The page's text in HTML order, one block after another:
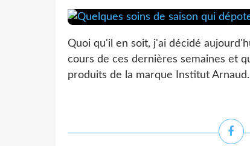
Quoi qu'il en soit, j'ai décidé
cours de ces dernières semaines et
produits de la marque Institut